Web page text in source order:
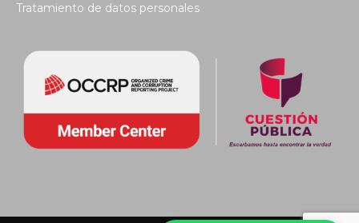
Tratamiento de datos personales